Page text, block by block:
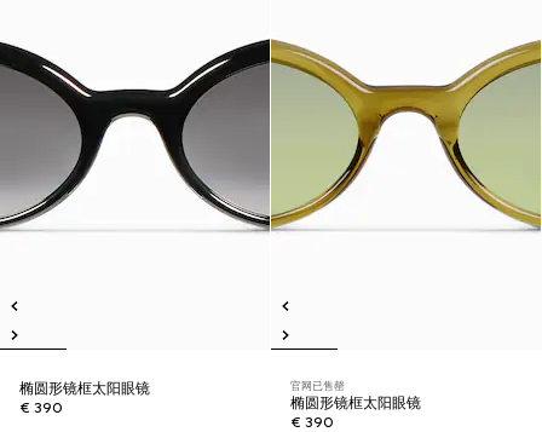
椭圆形镜框太阳眼镜
€ 390
官网已售罄
椭圆形镜框太阳眼镜
€ 390